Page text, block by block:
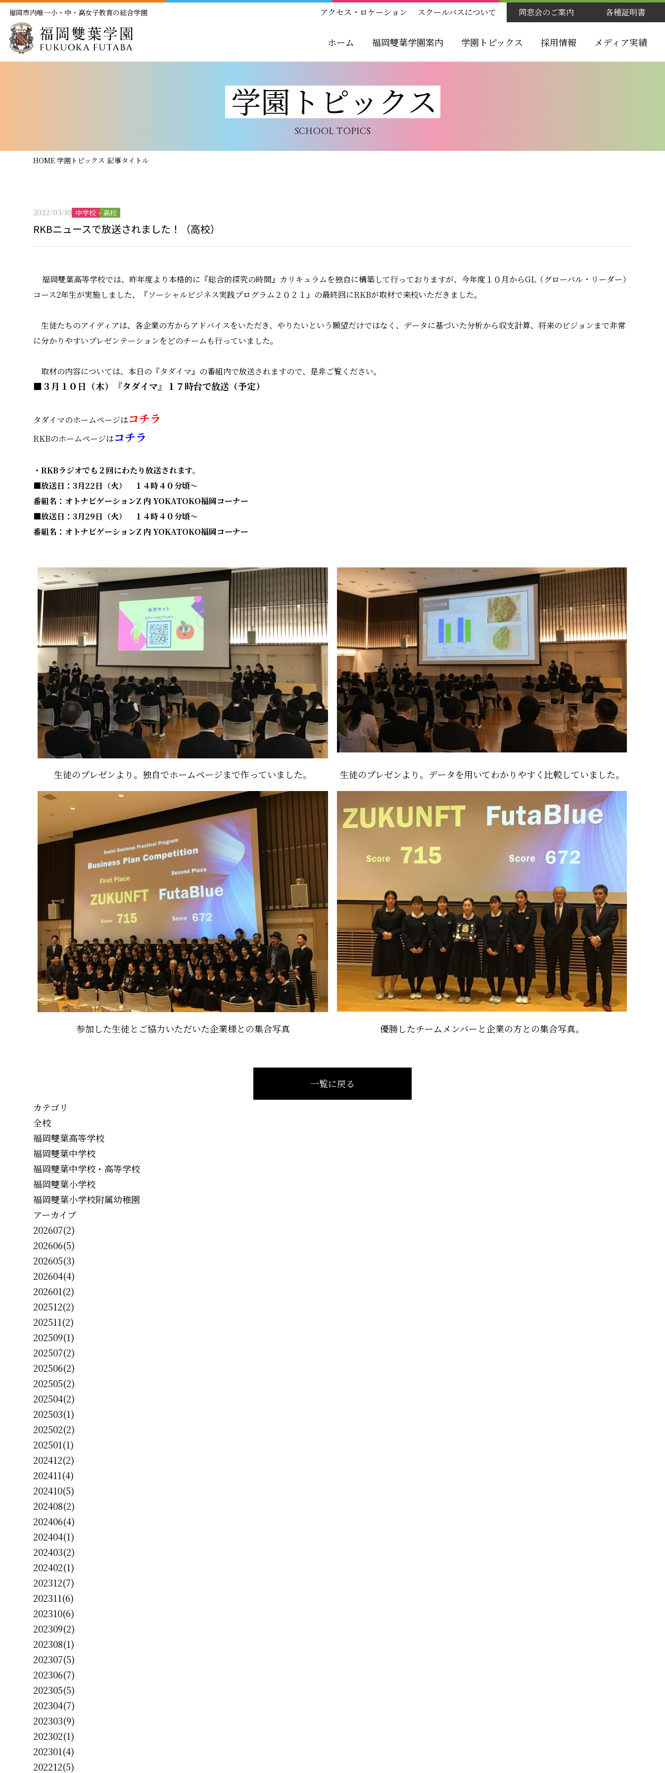
福岡市内唯一小・中・高女子教育の総合学園 アクセス・ロケーション スクールバスについて 同窓会のご案内 各種証明書
ホーム 福岡雙葉学園案内 学園トピックス 採用情報 メディア実績
学園トピックス
SCHOOL TOPICS
HOME 学園トピックス 記事タイトル
2022/03/10 中学校・高校
RKBニュースで放送されました！（高校）
福岡雙葉高等学校では、昨年度より本格的に『総合的探究の時間』カリキュラムを独自に構築して行っておりますが、今年度１０月からGL（グローバル・リーダー）
コース2年生が実施しました、『ソーシャルビジネス実践プログラム２０２１』の最終回にRKBが取材で来校いただきました。
生徒たちのアイディアは、各企業の方からアドバイスをいただき、やりたいという願望だけではなく、データに基づいた分析から収支計算、将来のビジョンまで非常
に分かりやすいプレゼンテーションをどのチームも行っていました。
取材の内容については、本日の『タダイマ』の番組内で放送されますので、是非ご覧ください。
■３月１０日（木）『タダイマ』１７時台で放送（予定）
タダイマのホームページはコチラ
RKBのホームページはコチラ
・RKBラジオでも２回にわたり放送されます。
■放送日：3月22日（火） １４時４０分頃～
番組名：オトナビゲーションZ 内 YOKATOKO福岡コーナー
■放送日：3月29日（火） １４時４０分頃～
番組名：オトナビゲーションZ 内 YOKATOKO福岡コーナー
生徒のプレゼンより。独自でホームページまで作っていました。 生徒のプレゼンより。データを用いてわかりやすく比較していました。
参加した生徒とご協力いただいた企業様との集合写真 優勝したチームメンバーと企業の方との集合写真。
一覧に戻る
カテゴリ
全校
福岡雙葉高等学校
福岡雙葉中学校
福岡雙葉中学校・高等学校
福岡雙葉小学校
福岡雙葉小学校附属幼稚園
アーカイブ
202607(2)
202606(5)
202605(3)
202604(4)
202601(2)
202512(2)
202511(2)
202509(1)
202507(2)
202506(2)
202505(2)
202504(2)
202503(1)
202502(2)
202501(1)
202412(2)
202411(4)
202410(5)
202408(2)
202406(4)
202404(1)
202403(2)
202402(1)
202312(7)
202311(6)
202310(6)
202309(2)
202308(1)
202307(5)
202306(7)
202305(5)
202304(7)
202303(9)
202302(1)
202301(4)
202212(5)